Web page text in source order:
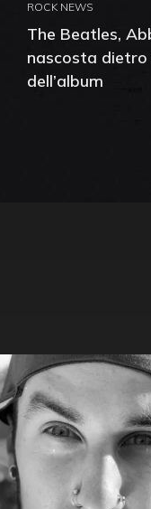
ROCK NEWS
The Beatles,
nascosta dietro
dell’album